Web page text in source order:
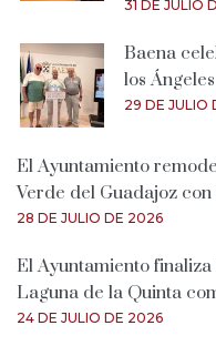
31 DE JULIO
Baena
los
29 DE JULIO
El Ayuntamiento
Verde del Guadajoz
28 DE JULIO DE 2026
El Ayuntamiento
Laguna de la Quinta
24 DE JULIO DE 2026